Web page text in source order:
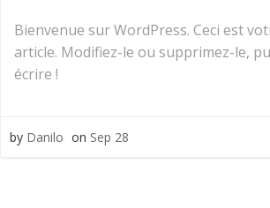
Bienvenue sur WordPress. Ceci est
article. Modifiez-le ou supprimez-le,
écrire !
by Danilo on Sep 28